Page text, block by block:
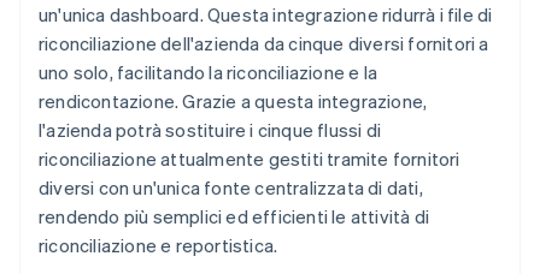
un'unica dashboard. Questa integrazione ridurrà i file di
riconciliazione dell'azienda da cinque diversi fornitori a
uno solo, facilitando la riconciliazione e la
rendicontazione. Grazie a questa integrazione,
l'azienda potrà sostituire i cinque flussi di
riconciliazione attualmente gestiti tramite fornitori
diversi con un'unica fonte centralizzata di dati,
rendendo più semplici ed efficienti le attività di
riconciliazione e reportistica.